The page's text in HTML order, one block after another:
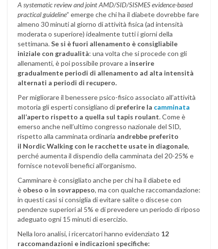
A systematic review and joint AMD/SID/SISMES evidence-based
practical guideline” emerge che chi ha il diabete dovrebbe fare
almeno 30 minuti al giorno di attività fisica (ad intensità
moderata o superiore) idealmente tutti i giorni della
settimana.Se si è fuori allenamento è consigliabile
iniziale con gradualità: una volta che si procede con gli
allenamenti, è poi possibile provare a inserire
gradualmente periodi di allenamento ad alta intensità
alternati a periodi di recupero.
Per migliorare il benessere psico-fisico associato all’attività
motoria gli esperti consigliano di preferire la camminata
all’aperto rispetto a quella sul tapis roulant. Come è
emerso anche nell’ultimo congresso nazionale del SID,
rispetto alla camminata ordinaria andrebbe preferito
il Nordic Walking con le racchette usate in diagonale,
perché aumenta il dispendio della camminata del 20-25% e
fornisce notevoli benefici all’organismo.
Camminare è consigliato anche per chi ha il diabete ed
è obeso o in sovrappeso, ma con qualche raccomandazione:
in questi casi si consiglia di evitare salite o discese con
pendenze superiori al 5% e di prevedere un periodo di riposo
adeguato ogni 15 minuti di esercizio.
Nella loro analisi, i ricercatori hanno evidenziato 12
raccomandazioni e indicazioni specifiche: